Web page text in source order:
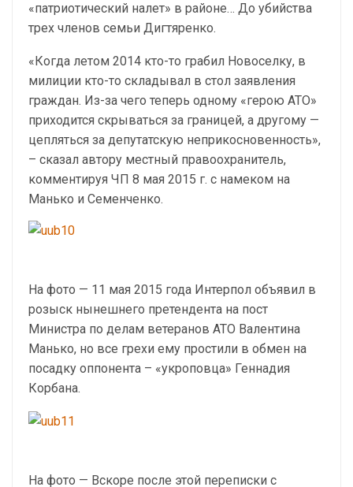
«патриотический налет» в районе… До убийства
трех членов семьи Дигтяренко.
«Когда летом 2014 кто-то грабил Новоселку, в
милиции кто-то складывал в стол заявления
граждан. Из-за чего теперь одному «герою АТО»
приходится скрываться за границей, а другому —
цепляться за депутатскую неприкосновенность»,
– сказал автору местный правоохранитель,
комментируя ЧП 8 мая 2015 г. с намеком на
Манько и Семенченко.
На фото — 11 мая 2015 года Интерпол объявил в
розыск нынешнего претендента на пост
Министра по делам ветеранов АТО Валентина
Манько, но все грехи ему простили в обмен на
посадку оппонента – «укроповца» Геннадия
Корбана.
На фото — Вскоре после этой переписки с